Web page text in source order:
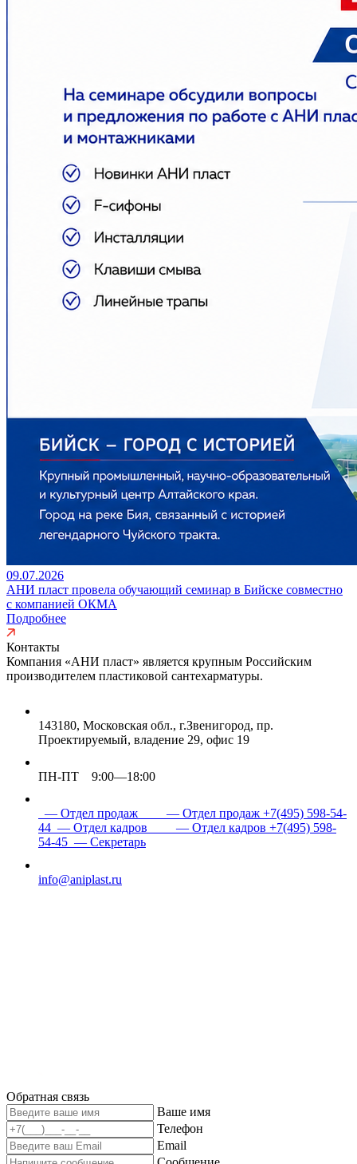
09.07.2026
АНИ пласт провела обучающий семинар в Бийске совместно
с компанией ОКМА
Подробнее
Контакты
Компания «АНИ пласт» является крупным Российским
производителем пластиковой сантехарматуры.
143180, Московская обл., г.Звенигород, пр.
Проектируемый, владение 29, офис 19
ПН-ПТ 9:00—18:00
— Отдел продаж — Отдел продаж +7(495) 598-54-
44 — Отдел кадров — Отдел кадров +7(495) 598-
54-45 — Секретарь
info@aniplast.ru
Обратная связь
Ваше имя
Телефон
Email